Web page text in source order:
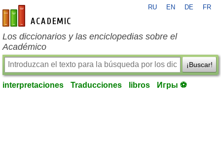
es-academic.com
RU EN DE FR
Los diccionarios y las enciclopedias sobre el
Académico
¡Buscar!
interpretaciones Traducciones libros Игры ⚽